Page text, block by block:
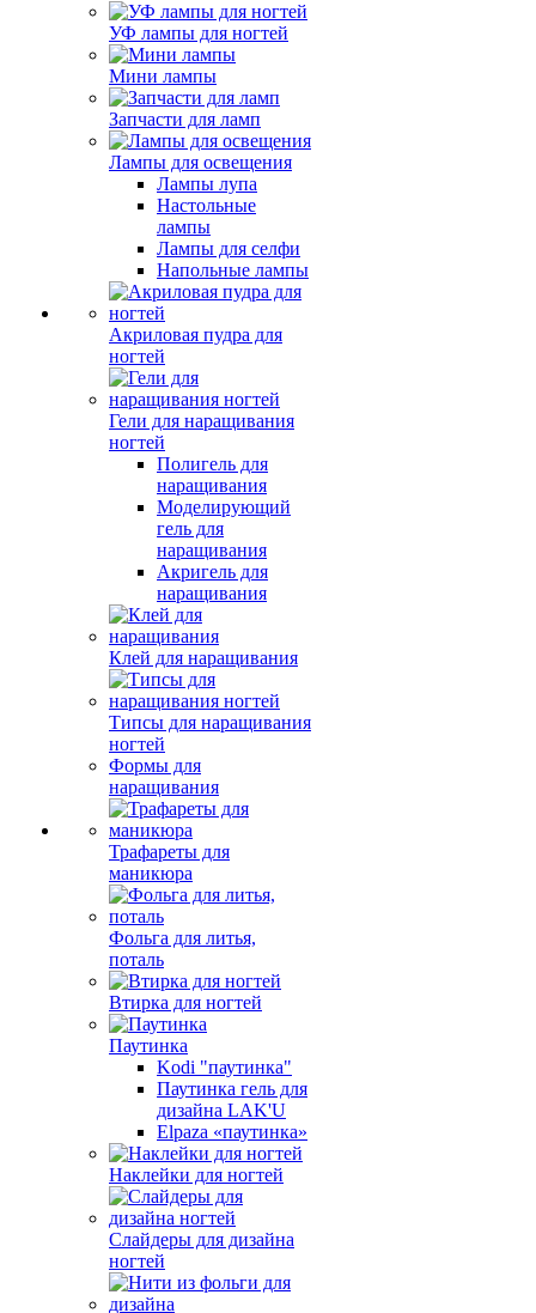
УФ лампы для ногтей
Мини лампы
Запчасти для ламп
Лампы для освещения
Лампы лупа
Настольные
лампы
Лампы для селфи
Напольные лампы
Акриловая пудра для
ногтей
Гели для наращивания
ногтей
Полигель для
наращивания
Моделирующий
гель для
наращивания
Акригель для
наращивания
Клей для наращивания
Типсы для наращивания
ногтей
Формы для
наращивания
Трафареты для
маникюра
Фольга для литья,
поталь
Втирка для ногтей
Паутинка
Kodi "паутинка"
Паутинка гель для
дизайна LAK'U
Elpaza «паутинка»
Наклейки для ногтей
Слайдеры для дизайна
ногтей